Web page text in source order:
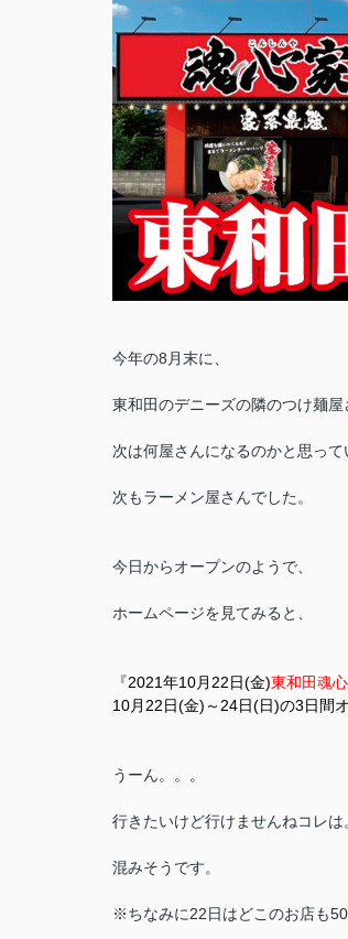
今年の8月末に、
東和田のデニーズの隣のつけ麺屋
次は何屋さんになるのかと思って
次もラーメン屋さんでした。
今日からオープンのようで、
ホームページを見てみると、
『2021年10月22日(金)東和田魂
10月22日(金)～24日(日)の3日間
うーん。。。
行きたいけど行けませんねコレは
混みそうです。
※ちなみに22日はどこのお店も